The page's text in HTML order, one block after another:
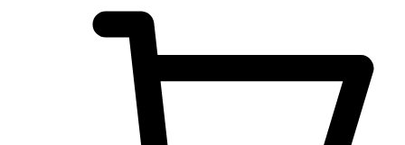
€19.00.
€18.00.